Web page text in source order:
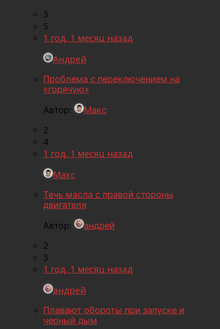
3
5
1 год, 1 месяц назад
Андрей
Проблема с переключением на
«горячую»
Автор:
Макс
2
4
1 год, 1 месяц назад
Макс
Течь масла с правой стороны
двигателя
Автор:
андрей
2
3
1 год, 1 месяц назад
андрей
Плавают обороты при запуске и
черный дым